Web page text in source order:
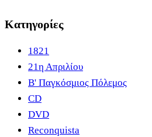
Κατηγορίες
1821
21η Απριλίου
B' Παγκόσμιος Πόλεμος
CD
DVD
Reconquista